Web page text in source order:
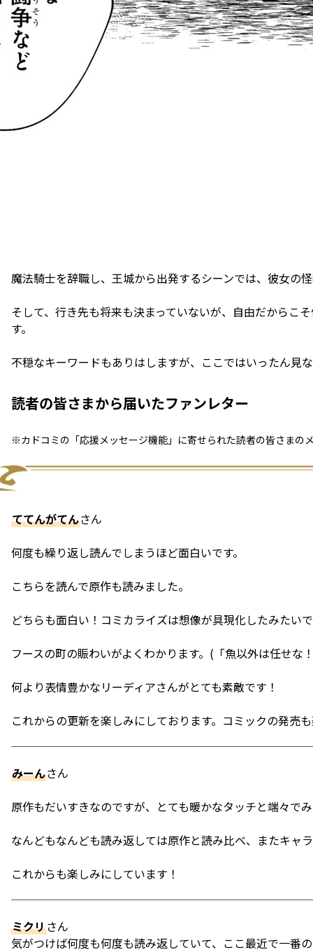
魔法騎士を辞職し、王城から出発するシーンでは、彼女の
そして、行き先も将来も決まっていないが、自由だからこ
す。
不穏なキーワードもありはしますが、ここではいったん見
読者の皆さまから届いたファンレター
※カドコミの「応援メッセージ機能」に寄せられた読者の皆さまの
ててんがてんさん
何度も繰り返し読んでしまうほど面白いです。
こちらを読んで原作も読みました。
どちらも面白い！コミカライズは想像が具現化したみたい
フースの町の賑わいがよくわかります。(「魚以外は任せ
何より表情豊かなリーディアさんがとても素敵です！
これからの更新を楽しみにしております。コミックの発売
みーんさん
原作もだいすきなのですが、とても暖かなタッチと端々
なんどもなんども読み返しては原作と読み比べ、またキャ
これからも楽しみにしています！
ミクリさん
気がつけば何度も何度も読み返していて、ここ最近で一番